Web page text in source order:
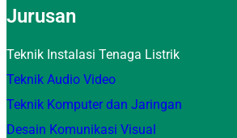
Jurusan
Teknik Instalasi Tenaga Listrik
Teknik Audio Video
Teknik Komputer dan Jaringan
Desain Komunikasi Visual